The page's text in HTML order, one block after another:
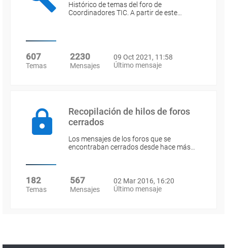
Histórico de temas del foro de
Coordinadores TIC. A partir de este…
607
Temas
2230
Mensajes
09 Oct 2021, 11:58
Último mensaje
Recopilación de hilos de foros
cerrados
Los mensajes de los foros que se
encontraban cerrados desde hace más…
182
Temas
567
Mensajes
02 Mar 2016, 16:20
Último mensaje